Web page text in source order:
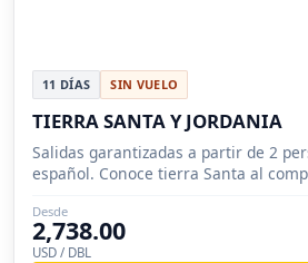
11 DÍAS SIN VUELO
TIERRA SANTA Y JORDANIA
Salidas garantizadas a partir de 2
español. Conoce tierra Santa al
Desde
2,738.00
USD / DBL